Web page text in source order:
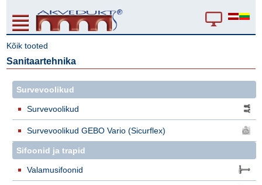
Kõik tooted
Sanitaartehnika
Survevoolikud
Survevoolikud
Survevoolikud GEBO Vario (Sicurflex)
Sifoonid ja trapid
Valamusifoonid